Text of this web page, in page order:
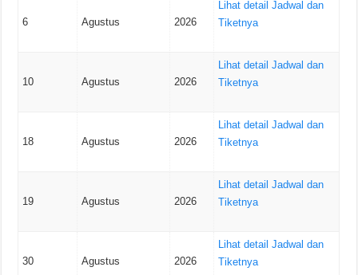
6 Agustus 2026
Lihat detail Jadwal dan
Tiketnya
10 Agustus 2026
Lihat detail Jadwal dan
Tiketnya
18 Agustus 2026
Lihat detail Jadwal dan
Tiketnya
19 Agustus 2026
Lihat detail Jadwal dan
Tiketnya
30 Agustus 2026
Lihat detail Jadwal dan
Tiketnya